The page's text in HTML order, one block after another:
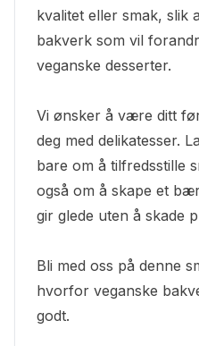
kvalitet eller smak, slik
bakverk som vil
veganske desserter.
Vi ønsker å være ditt
deg med delikatesser.
bare om å tilfredsstille
også om å skape et
gir glede uten å skade
Bli med oss på denne
hvorfor veganske
godt.